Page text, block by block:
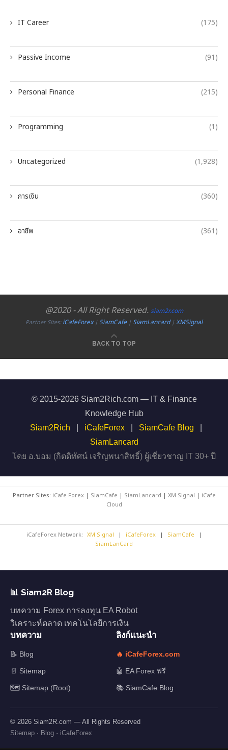
IT Career (175)
Passive Income (91)
Personal Finance (215)
Programming (1)
Uncategorized (1,928)
การเงิน (360)
อาชีพ (361)
@2020 - All Right Reserved. siam2r.com
Partner Sites:iCafeForex|SiamCafe|SiamLancard|XMSignal
BACK TO TOP
© 2015-2026 Siam2Rich.com — IT & Finance
Knowledge Hub
Siam2Rich
iCafeForex SiamCafe Blog
SiamLancard
โดย อ.บอม (กิตติทัศน์ เจริญพนาสิทธิ์) ผู้เชี่ยวชาญ IT 30+ ปี
Partner Sites: iCafe Forex| SiamCafe | SiamLancard | XM Signal | iCafe
Cloud
iCafeForex Network: XM Signal | iCafeForex | SiamCafe
|
SiamLanCard
📊 Siam2R Blog
บทความ Forex การลงทุน EA Robot
วิเคราะห์ตลาด เทคโนโลยีการเงิน
บทความ
📝 Blog
📄 Sitemap
🗺️ Sitemap (Root)
ลิงก์แนะนำ
🔥 iCafeForex.com
🤖 EA Forex ฟรี
📚 SiamCafe Blog
© 2026 Siam2R.com — All Rights Reserved
Sitemap · Blog · iCafeForex